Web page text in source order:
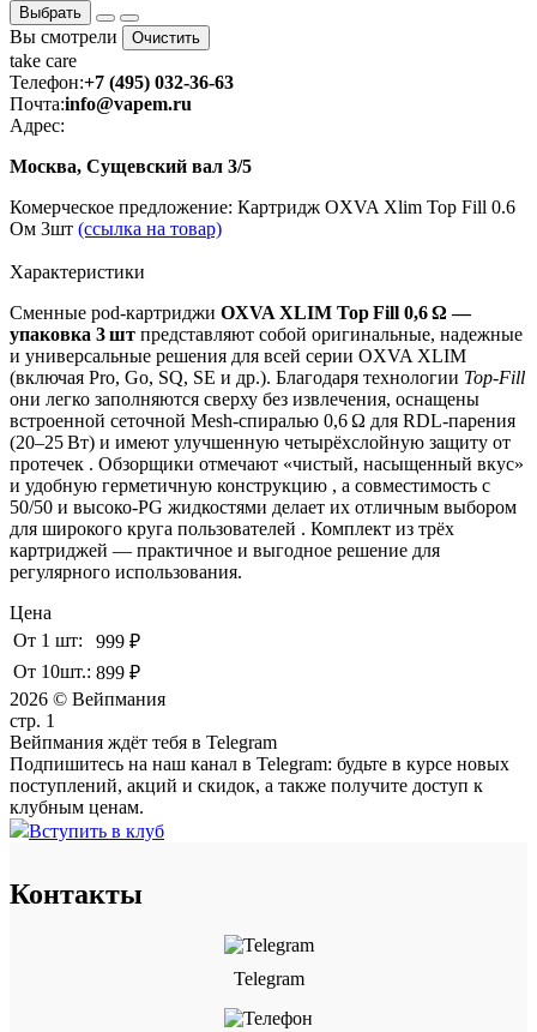
Выбрать
Вы смотрели Очистить
take care
Телефон:+7 (495) 032-36-63
Почта:info@vapem.ru
Адрес:
Москва, Сущевский вал 3/5
Комерческое предложение: Картридж OXVA Xlim Top Fill 0.6
Ом 3шт (ссылка на товар)
Характеристики
Сменные pod-картриджи OXVA XLIM Top Fill 0,6 Ω —
упаковка 3 шт представляют собой оригинальные, надежные
и универсальные решения для всей серии OXVA XLIM
(включая Pro, Go, SQ, SE и др.). Благодаря технологии Top‑Fill
они легко заполняются сверху без извлечения, оснащены
встроенной сеточной Mesh-спиралью 0,6 Ω для RDL-парения
(20–25 Вт) и имеют улучшенную четырёхслойную защиту от
протечек . Обзорщики отмечают «чистый, насыщенный вкус»
и удобную герметичную конструкцию , а совместимость с
50/50 и высоко-PG жидкостями делает их отличным выбором
для широкого круга пользователей . Комплект из трёх
картриджей — практичное и выгодное решение для
регулярного использования.
Цена
От 1 шт:
999 ₽
От 10шт.: 899 ₽
2026 © Вейпмания
стр. 1
Вейпмания ждёт тебя в Telegram
Подпишитесь на наш канал в Telegram: будьте в курсе новых
поступлений, акций и скидок, а также получите доступ к
клубным ценам.
Вступить в клуб
Контакты
Telegram